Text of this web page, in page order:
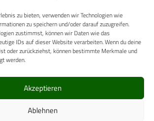
zu bieten, verwenden wir Technologien wie
zu speichern und/oder darauf zuzugreifen.
zustimmst, können wir Daten wie das
IDs auf dieser Website verarbeiten. Wenn du deine
oder zurückziehst, können bestimmte Merkmale und
werden.
Akzeptieren
Ablehnen
(EU)